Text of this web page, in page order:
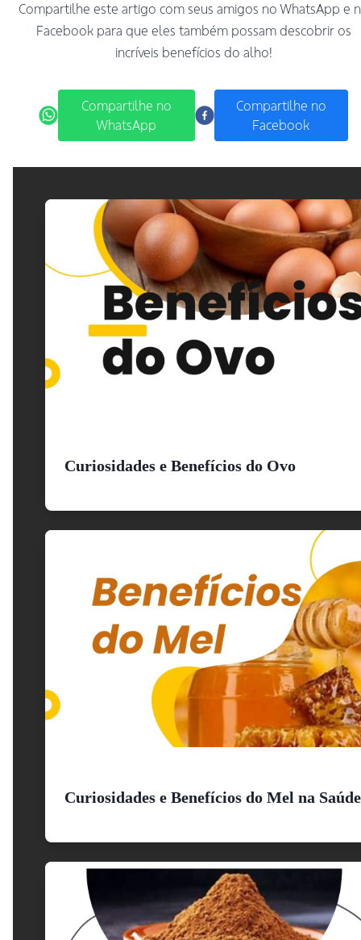
Compartilhe este artigo com seus amigos no WhatsApp e
Facebook para que eles também possam descobrir os
incríveis benefícios do alho!
Compartilhe no
WhatsApp
Compartilhe no
Facebook
Curiosidades e Benefícios do Ovo
Curiosidades e Benefícios do Mel na Saúde